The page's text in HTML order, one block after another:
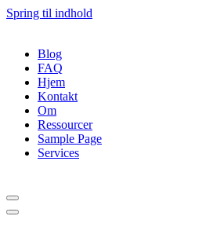
Spring til indhold
Blog
FAQ
Hjem
Kontakt
Om
Ressourcer
Sample Page
Services
Navigation
menu
Navigation